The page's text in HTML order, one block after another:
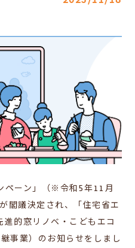
ペーン」（※令和5年11月
閣議決定され、「住宅省エ
的窓リノベ・こどもエコ
事業）のお知らせをしまし